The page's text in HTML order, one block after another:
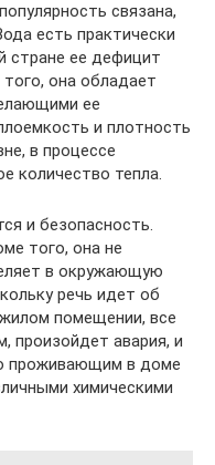
связана,
есть практически
стране ее дефицит
она обладает
ее
и плотность
в процессе
количество тепла.
и безопасность.
того, она не
в окружающую
речь идет об
помещении, все
произойдет авария, и
проживающим в доме
химическими